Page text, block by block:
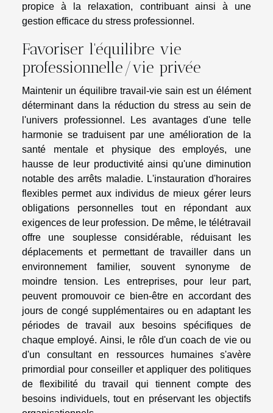
propice à la relaxation, contribuant ainsi à une
gestion efficace du stress professionnel.
Favoriser l'équilibre vie
professionnelle/vie privée
Maintenir un équilibre travail-vie sain est un élément
déterminant dans la réduction du stress au sein de
l'univers professionnel. Les avantages d'une telle
harmonie se traduisent par une amélioration de la
santé mentale et physique des employés, une
hausse de leur productivité ainsi qu'une diminution
notable des arrêts maladie. L'instauration d'horaires
flexibles permet aux individus de mieux gérer leurs
obligations personnelles tout en répondant aux
exigences de leur profession. De même, le télétravail
offre une souplesse considérable, réduisant les
déplacements et permettant de travailler dans un
environnement familier, souvent synonyme de
moindre tension. Les entreprises, pour leur part,
peuvent promouvoir ce bien-être en accordant des
jours de congé supplémentaires ou en adaptant les
périodes de travail aux besoins spécifiques de
chaque employé. Ainsi, le rôle d'un coach de vie ou
d'un consultant en ressources humaines s'avère
primordial pour conseiller et appliquer des politiques
de flexibilité du travail qui tiennent compte des
besoins individuels, tout en préservant les objectifs